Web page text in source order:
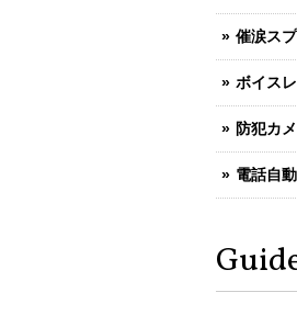
催涙ス
ボイス
防犯カ
電話自